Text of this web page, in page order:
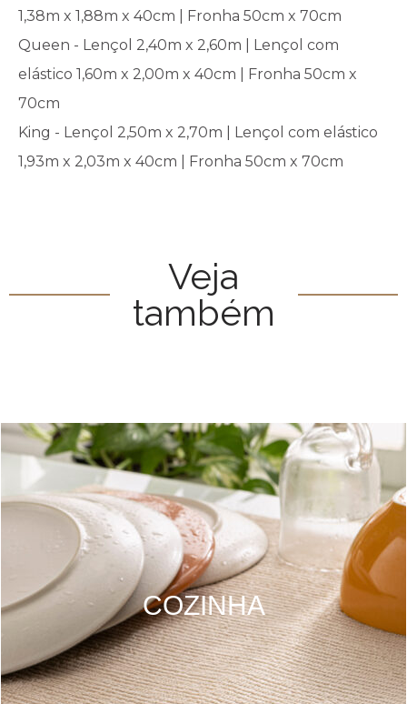
1,38m x 1,88m x 40cm | Fronha 50cm x 70cm
Queen - Lençol 2,40m x 2,60m | Lençol com
elástico 1,60m x 2,00m x 40cm | Fronha 50cm x
70cm
King - Lençol 2,50m x 2,70m | Lençol com elástico
1,93m x 2,03m x 40cm | Fronha 50cm x 70cm
Veja
também
COZINHA